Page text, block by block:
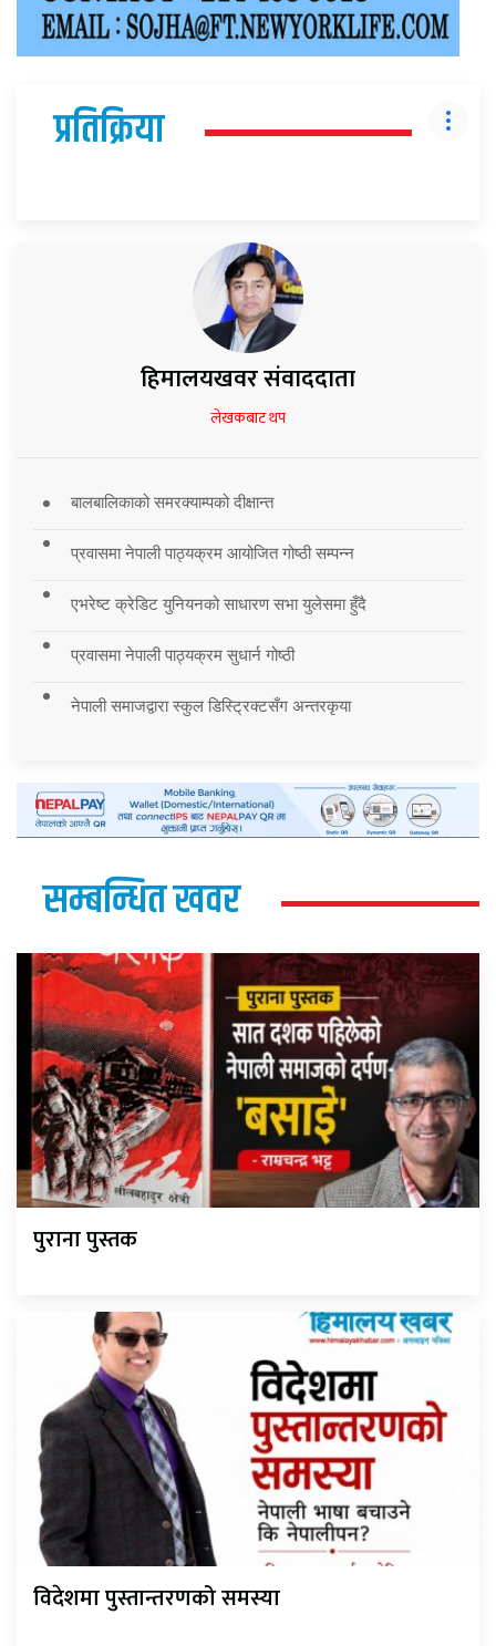
प्रतिक्रिया
हिमालयखवर संवाददाता
लेखकबाट थप
बालबालिकाको समरक्याम्पको दीक्षान्त
प्रवासमा नेपाली पाठ्यक्रम आयोजित गोष्ठी सम्पन्न
एभरेष्ट क्रेडिट युनियनको साधारण सभा युलेसमा हुँदै
प्रवासमा नेपाली पाठ्यक्रम सुधार्न गोष्ठी
नेपाली समाजद्वारा स्कुल डिस्ट्रिक्टसँग अन्तरकृया
सम्बन्धित खवर
पुराना पुस्तक
विदेशमा पुस्तान्तरणको समस्या